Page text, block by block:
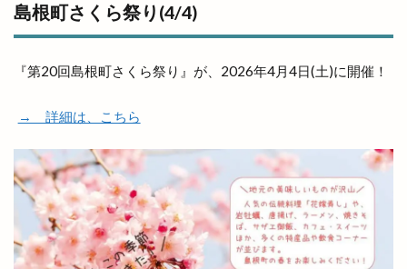
島根町さくら祭り(4/4)
『第20回島根町さくら祭り』が、2026年4月4日(土)に開催！
→ 詳細は、こちら